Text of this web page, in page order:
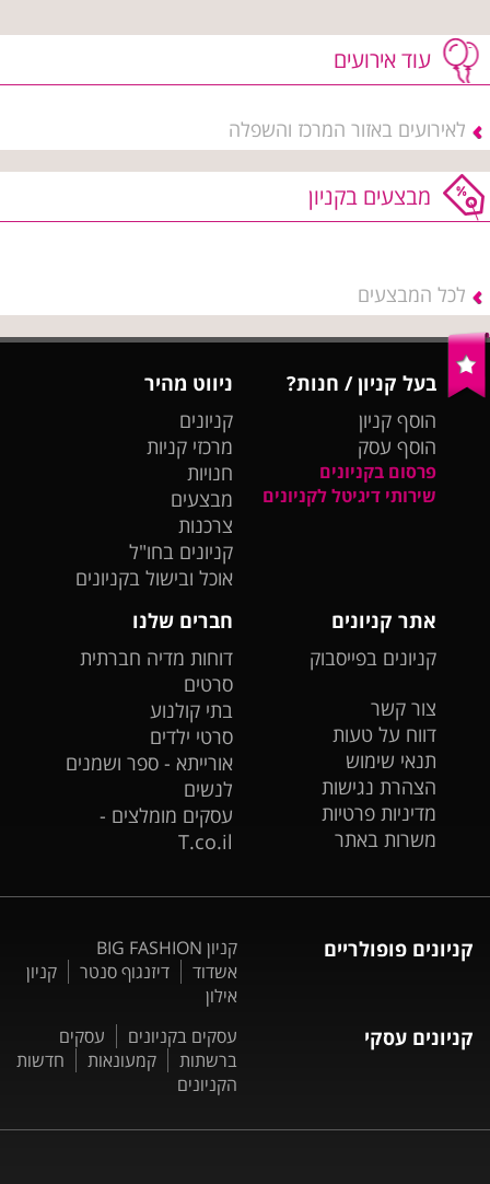
עוד אירועים
לאירועים באזור המרכז והשפלה
מבצעים בקניון
לכל המבצעים
בעל קניון / חנות?
הוסף קניון
הוסף עסק
פרסום בקניונים
שירותי דיגיטל לקניונים
ניווט מהיר
קניונים
מרכזי קניות
חנויות
מבצעים
צרכנות
קניונים בחו"ל
אוכל ובישול בקניונים
אתר קניונים
קניונים בפייסבוק
צור קשר
דווח על טעות
תנאי שימוש
הצהרת נגישות
מדיניות פרטיות
משרות באתר
חברים שלנו
דוחות מדיה חברתית
סרטים
בתי קולנוע
סרטי ילדים
אורייתא - ספר ושמנים
לנשים
עסקים מומלצים -
T.co.il
קניונים פופולריים
קניון BIG FASHION
אשדוד
דיזנגוף סנטר
קניון
אילון
קניונים עסקי עסקים בקניונים
עסקים
ברשתות
קמעונאות
חדשות
הקניונים